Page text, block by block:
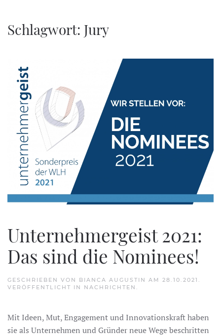
Zum Hauptinhalt springen
Schlagwort: Jury
Unternehmergeist 2021:
Das sind die Nominees!
GESCHRIEBEN VON BIANCA AUGUSTIN AM 28.10.2021
VERÖFFENTLICHT IN NACHRICHTEN
Mit Ideen, Mut, Engagement und Innovationskraft haben
sie als Unternehmen und Gründer neue Wege beschritten